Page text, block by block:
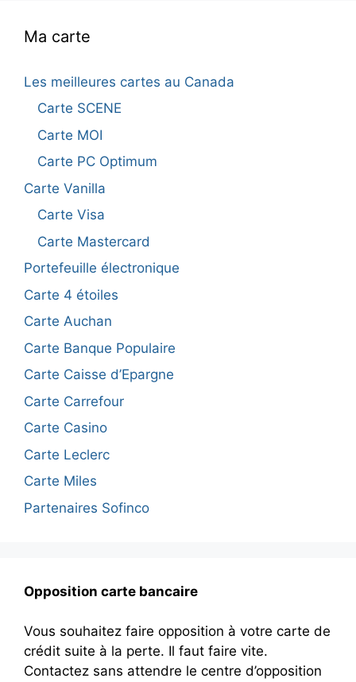
Ma carte
Les meilleures cartes au Canada
Carte SCENE
Carte MOI
Carte PC Optimum
Carte Vanilla
Carte Visa
Carte Mastercard
Portefeuille électronique
Carte 4 étoiles
Carte Auchan
Carte Banque Populaire
Carte Caisse d’Epargne
Carte Carrefour
Carte Casino
Carte Leclerc
Carte Miles
Partenaires Sofinco
Opposition carte bancaire
Vous souhaitez faire opposition à votre carte de
crédit suite à la perte. Il faut faire vite.
Contactez sans attendre le centre d’opposition